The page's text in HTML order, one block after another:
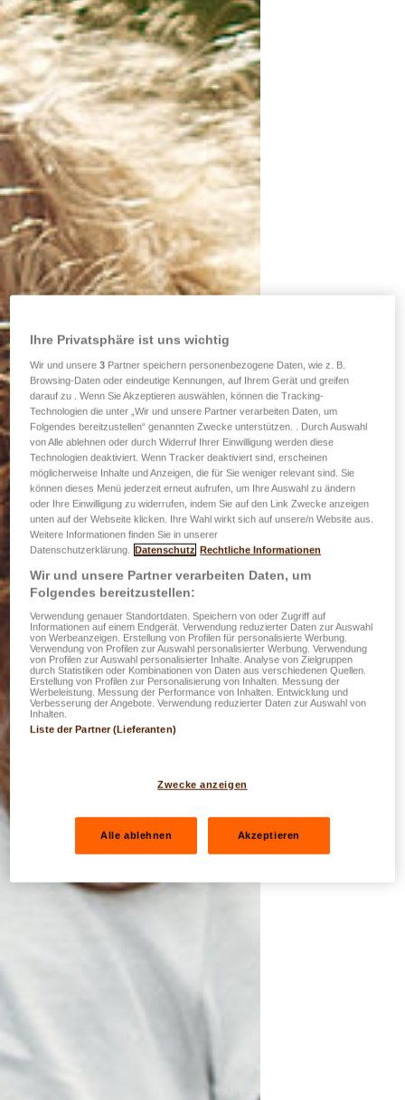
Ihre Privatsphäre ist uns wichtig
Wir und unsere3 Partner speichern personenbezogene Daten, wie z. B.
Browsing-Daten oder eindeutige Kennungen, auf Ihrem Gerät und greifen
darauf zu . Wenn Sie Akzeptieren auswählen, können die Tracking-
Technologien die unter „Wir und unsere Partner verarbeiten Daten, um
Folgendes bereitzustellen“ genannten Zwecke unterstützen. . Durch Auswahl
von Alle ablehnen oder durch Widerruf Ihrer Einwilligung werden diese
Technologien deaktiviert. Wenn Tracker deaktiviert sind, erscheinen
möglicherweise Inhalte und Anzeigen, die für Sie weniger relevant sind. Sie
können dieses Menü jederzeit erneut aufrufen, um Ihre Auswahl zu ändern
oder Ihre Einwilligung zu widerrufen, indem Sie auf den Link Zwecke anzeigen
unten auf der Webseite klicken. Ihre Wahl wirkt sich auf unsere/n Website aus.
Weitere Informationen finden Sie in unserer
Datenschutzerklärung.
Datenschutz Rechtliche Informationen
Wir und unsere Partner verarbeiten Daten, um
Folgendes bereitzustellen:
Verwendung genauer Standortdaten. Speichern von oder Zugriff auf
Informationen auf einem Endgerät. Verwendung reduzierter Daten zur Auswahl
von Werbeanzeigen. Erstellung von Profilen für personalisierte Werbung.
Verwendung von Profilen zur Auswahl personalisierter Werbung. Verwendung
von Profilen zur Auswahl personalisierter Inhalte. Analyse von Zielgruppen
durch Statistiken oder Kombinationen von Daten aus verschiedenen Quellen.
Erstellung von Profilen zur Personalisierung von Inhalten. Messung der
Werbeleistung. Messung der Performance von Inhalten. Entwicklung und
Verbesserung der Angebote. Verwendung reduzierter Daten zur Auswahl von
Inhalten.
Liste der Partner (Lieferanten)
Zwecke anzeigen
Alle ablehnen Akzeptieren